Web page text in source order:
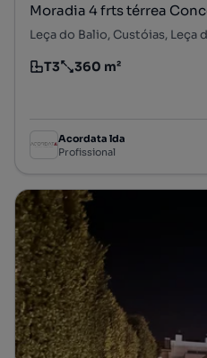
Moradia 4 frts térrea
Tipologia
T3
Preço por metro quadrado
360 m²
Acordata lda
Profissional